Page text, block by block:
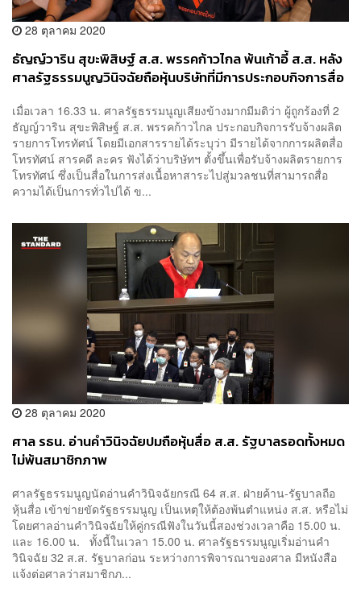
28 ตุลาคม 2020
ธัญญ์วาริน สุขะพิสิษฐ์ ส.ส. พรรคก้าวไกล พ้นเก้าอี้ ส.ส. หลัง
ศาลรัฐธรรมนูญวินิจฉัยถือหุ้นบริษัทที่มีการประกอบกิจการสื่อ
เมื่อเวลา 16.33 น. ศาลรัฐธรรมนูญเสียงข้างมากมีมติว่า ผู้ถูกร้องที่ 2
ธัญญ์วาริน สุขะพิสิษฐ์ ส.ส. พรรคก้าวไกล ประกอบกิจการรับจ้างผลิต
รายการโทรทัศน์ โดยมีเอกสารรายได้ระบุว่า มีรายได้จากการผลิตสื่อ
โทรทัศน์ สารคดี ละคร ฟังได้ว่าบริษัทฯ ตั้งขึ้นเพื่อรับจ้างผลิตรายการ
โทรทัศน์ ซึ่งเป็นสื่อในการส่งเนื้อหาสาระไปสู่มวลชนที่สามารถสื่อ
ความได้เป็นการทั่วไปได้ ข...
28 ตุลาคม 2020
ศาล รธน. อ่านคำวินิจฉัยปมถือหุ้นสื่อ ส.ส. รัฐบาลรอดทั้งหมด
ไม่พ้นสมาชิกภาพ
ศาลรัฐธรรมนูญนัดอ่านคำวินิจฉัยกรณี 64 ส.ส. ฝ่ายค้าน-รัฐบาลถือ
หุ้นสื่อ เข้าข่ายขัดรัฐธรรมนูญ เป็นเหตุให้ต้องพ้นตำแหน่ง ส.ส. หรือไม่
โดยศาลอ่านคำวินิจฉัยให้คู่กรณีฟังในวันนี้สองช่วงเวลาคือ 15.00 น.
และ 16.00 น. ทั้งนี้ในเวลา 15.00 น. ศาลรัฐธรรมนูญเริ่มอ่านคำ
วินิจฉัย 32 ส.ส. รัฐบาลก่อน ระหว่างการพิจารณาของศาล มีหนังสือ
แจ้งต่อศาลว่าสมาชิกภ...